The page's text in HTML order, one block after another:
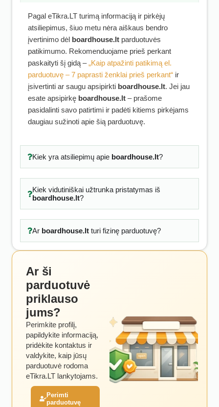
Pagal eTikra.LT turimą informaciją ir pirkėjų
atsiliepimus, šiuo metu nėra aiškaus bendro
įvertinimo dėl boardhouse.lt parduotuvės
patikimumo. Rekomenduojame prieš perkant
paskaityti šį gidą –„Kaip atpažinti patikimą el.
parduotuvę – 7 paprasti ženklai prieš perkant“ ir
įsivertinti ar saugu apsipirkti boardhouse.lt. Jei jau
esate apsipirkę boardhouse.lt – prašome
pasidalinti savo patirtimi ir padėti kitiems pirkėjams
daugiau sužinoti apie šią parduotuvę.
Kiek yra atsiliepimų apie boardhouse.lt?
Kiek vidutiniškai užtrunka pristatymas iš
boardhouse.lt?
Ar boardhouse.ltturi fizinę parduotuvę?
Ar ši
parduotuvė
priklauso
jums?
Perimkite profilį,
papildykite informaciją,
pridėkite kontaktus ir
valdykite, kaip jūsų
parduotuvė rodoma
eTikra.LT lankytojams.
Perimti
parduotuvę